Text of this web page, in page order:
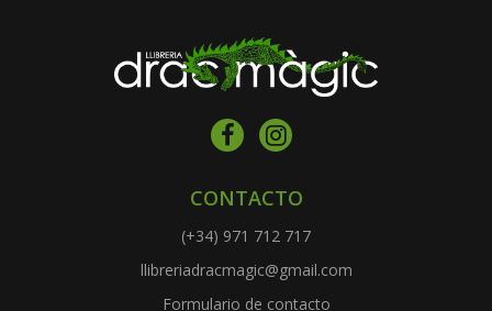
CONTACTO
(+34) 971 712 717
llibreriadracmagic@gmail.com
Formulario de contacto